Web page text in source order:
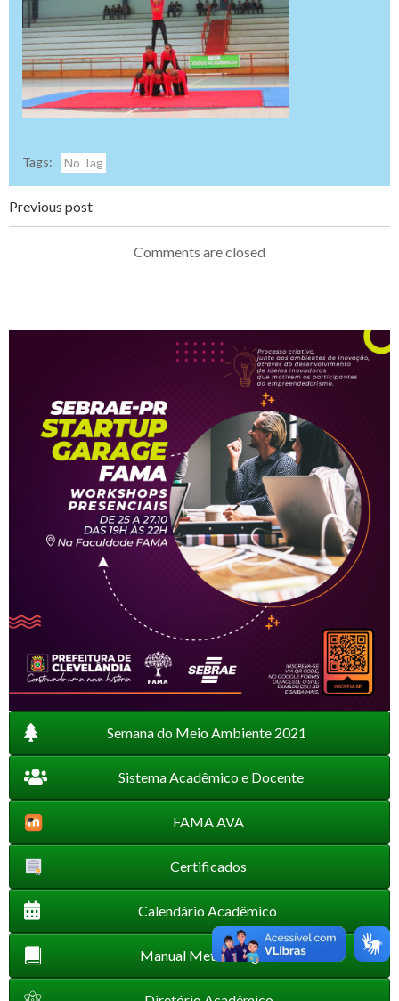
Tags: No Tag
Navegação
Previous post
Comments are closed
Semana do Meio Ambiente 2021
Sistema Acadêmico e Docente
FAMA AVA
Certificados
Calendário Acadêmico
Manual Metodológico